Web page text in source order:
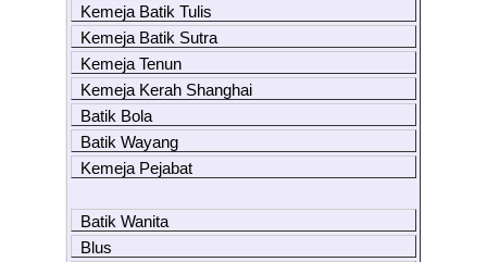
Kemeja Batik Tulis
Kemeja Batik Sutra
Kemeja Tenun
Kemeja Kerah Shanghai
Batik Bola
Batik Wayang
Kemeja Pejabat
Batik Wanita
Blus